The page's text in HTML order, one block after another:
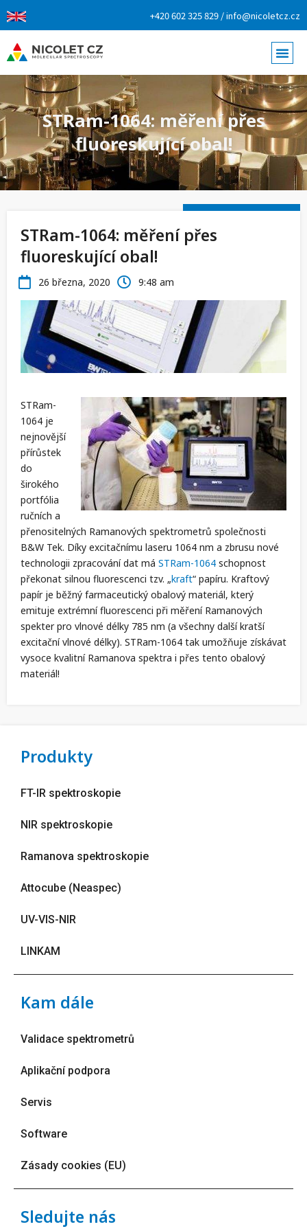
+420 602 325 829 / info@nicoletcz.cz
STRam-1064: měření přes
fluoreskující obal!
STRam-1064: měření přes
fluoreskující obal!
26 března, 2020 9:48 am
STRam-
1064 je
nejnovější
přírůstek
do
širokého
portfólia
ručních a
přenositelných Ramanových spektrometrů společnosti
B&W Tek. Díky excitačnímu laseru 1064 nm a zbrusu nové
technologii zpracování dat má STRam-1064 schopnost
překonat silnou fluorescenci tzv. „kraft“ papíru. Kraftový
papír je běžný farmaceutický obalový materiál, který
emituje extrémní fluorescenci při měření Ramanových
spekter pro vlnové délky 785 nm (a všechny další kratší
excitační vlnové délky). STRam-1064 tak umožňuje získávat
vysoce kvalitní Ramanova spektra i přes tento obalový
materiál!
Produkty
FT-IR spektroskopie
NIR spektroskopie
Ramanova spektroskopie
Attocube (Neaspec)
UV-VIS-NIR
LINKAM
Kam dále
Validace spektrometrů
Aplikační podpora
Servis
Software
Zásady cookies (EU)
Sledujte nás